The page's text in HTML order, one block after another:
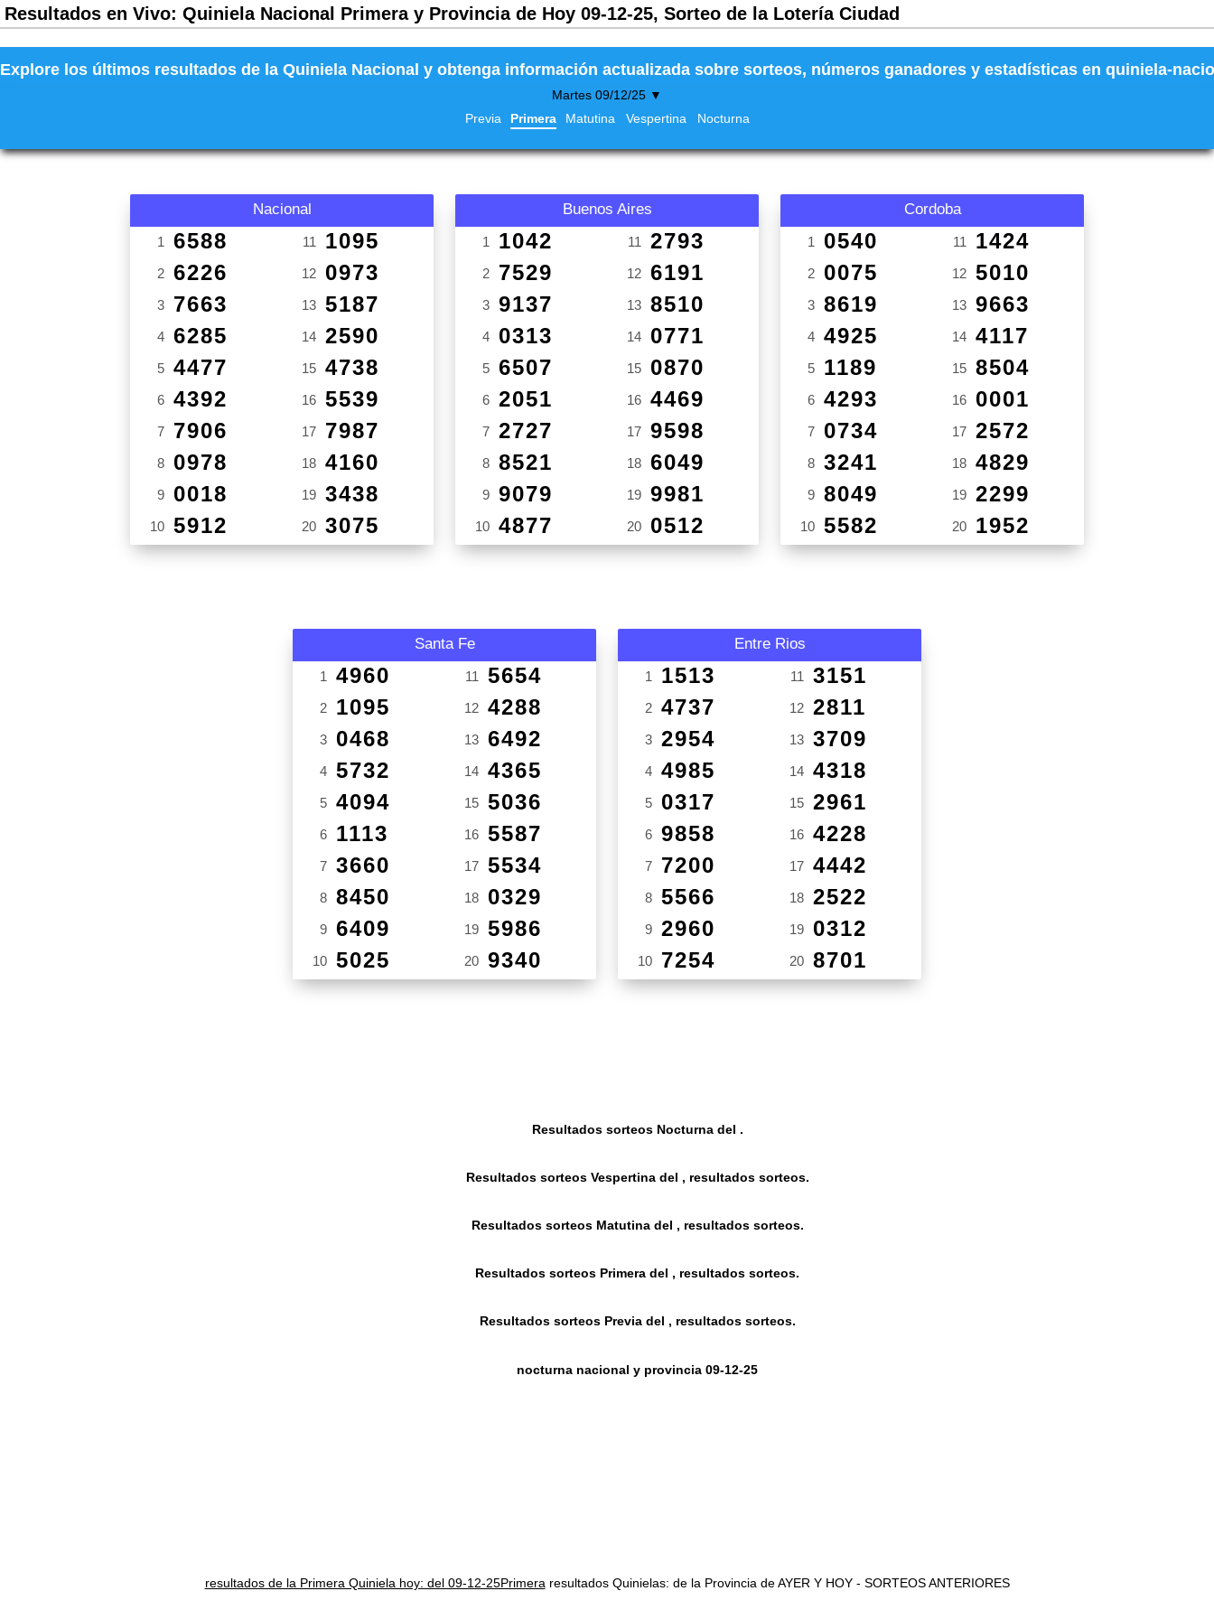
Resultados en Vivo: Quiniela Nacional Primera y Provincia de Hoy 09-12-25, Sorteo de la Lotería Ciudad
Explore los últimos resultados de la Quiniela Nacional y obtenga información actualizada sobre sorteos, números ganadores y estadísticas en quiniela-
Martes 09/12/25 ▼
Previa
Primera Matutina Vespertina Nocturna
Nacional
1 6588
2 6226
3 7663
4 6285
5 4477
6 4392
7 7906
8 0978
9 0018
10 5912
11 1095
12 0973
13 5187
14 2590
15 4738
16 5539
17 7987
18 4160
19 3438
20 3075
Buenos Aires
1 1042
2 7529
3 9137
4 0313
5 6507
6 2051
7 2727
8 8521
9 9079
10 4877
11 2793
12 6191
13 8510
14 0771
15 0870
16 4469
17 9598
18 6049
19 9981
20 0512
Cordoba
1 0540
2 0075
3 8619
4 4925
5 1189
6 4293
7 0734
8 3241
9 8049
10 5582
11 1424
12 5010
13 9663
14 4117
15 8504
16 0001
17 2572
18 4829
19 2299
20 1952
Santa Fe
1 4960
2 1095
3 0468
4 5732
5 4094
6 1113
7 3660
8 8450
9 6409
10 5025
11 5654
12 4288
13 6492
14 4365
15 5036
16 5587
17 5534
18 0329
19 5986
20 9340
Entre Rios
1 1513
2 4737
3 2954
4 4985
5 0317
6 9858
7 7200
8 5566
9 2960
10 7254
11 3151
12 2811
13 3709
14 4318
15 2961
16 4228
17 4442
18 2522
19 0312
20 8701
Resultados sorteos Nocturna del .
Resultados sorteos Vespertina del , resultados sorteos.
Resultados sorteos Matutina del , resultados sorteos.
Resultados sorteos Primera del , resultados sorteos.
Resultados sorteos Previa del , resultados sorteos.
nocturna nacional y provincia 09-12-25
resultados de la Primera Quiniela hoy: del 09-12-25Primera resultados Quinielas: de la Provincia de AYER Y HOY - SORTEOS ANTERIORES